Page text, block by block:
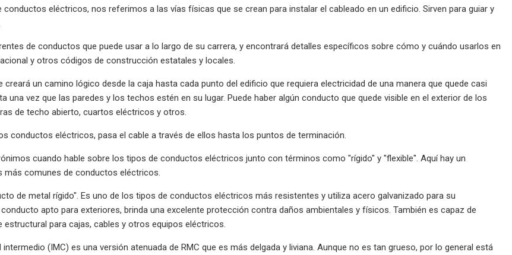
conductos eléctricos, nos referimos a las vías físicas que se crean para instalar el cableado en un edificio. Sirven para guiar y
de conductos que puede usar a lo largo de su carrera, y encontrará detalles específicos sobre cómo y cuándo usarlos en
y otros códigos de construcción estatales y locales.
creará un camino lógico desde la caja hasta cada punto del edificio que requiera electricidad de una manera que quede casi
una vez que las paredes y los techos estén en su lugar. Puede haber algún conducto que quede visible en el exterior de los
de techo abierto, cuartos eléctricos y otros.
conductos eléctricos, pasa el cable a través de ellos hasta los puntos de terminación.
cuando hable sobre los tipos de conductos eléctricos junto con términos como "rígido" y "flexible". Aquí hay un
más comunes de conductos eléctricos.
de metal rígido". Es uno de los tipos de conductos eléctricos más resistentes y utiliza acero galvanizado para su
apto para exteriores, brinda una excelente protección contra daños ambientales y físicos. También es capaz de
para cajas, cables y otros equipos eléctricos.
(IMC) es una versión atenuada de RMC que es más delgada y liviana. Aunque no es tan grueso, por lo general está